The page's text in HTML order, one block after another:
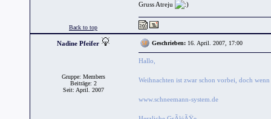
Gruss Atreju
Back to top
Nadine Pfeifer
Gruppe: Members
Beiträge: 2
Seit: April. 2007
Geschrieben: 16. April. 2007, 17:00
Hallo,
Weihnachten ist zwar schon vorbei, doch
www.schneemann-system.de